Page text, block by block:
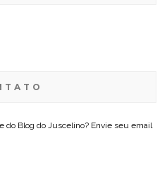
do Blog do Juscelino? Envie seu email